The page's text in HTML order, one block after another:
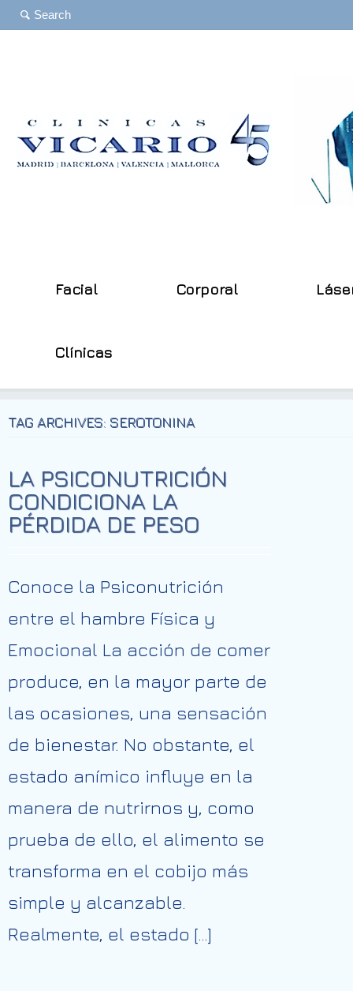
Facial Corporal
Clínicas
TAG ARCHIVES: SEROTONINA
LA PSICONUTRICIÓN
CONDICIONA LA
PÉRDIDA DE PESO
Conoce la Psiconutrición
entre el hambre Física y
Emocional La acción de comer
produce, en la mayor parte de
las ocasiones, una sensación
de bienestar. No obstante, el
estado anímico influye en la
manera de nutrirnos y, como
prueba de ello, el alimento se
transforma en el cobijo más
simple y alcanzable.
Realmente, el estado […]